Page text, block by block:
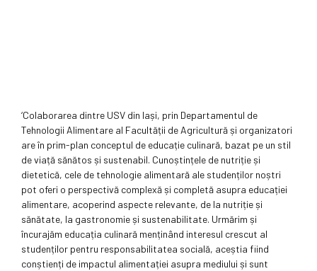
‘Colaborarea dintre USV din Iași, prin Departamentul de
Tehnologii Alimentare al Facultății de Agricultură și organizatori
are în prim-plan conceptul de educație culinară, bazat pe un stil
de viață sănătos și sustenabil. Cunoștințele de nutriție și
dietetică, cele de tehnologie alimentară ale studenților noștri
pot oferi o perspectivă complexă și completă asupra educației
alimentare, acoperind aspecte relevante, de la nutriție și
sănătate, la gastronomie și sustenabilitate. Urmărim și
încurajăm educația culinară menținând interesul crescut al
studenților pentru responsabilitatea socială, aceștia fiind
conștienți de impactul alimentației asupra mediului și sunt